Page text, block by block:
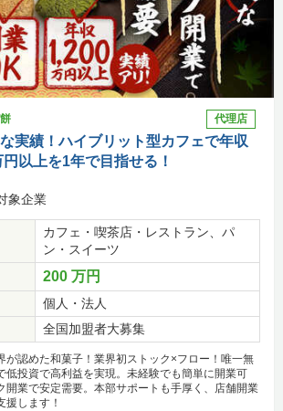
代理店
実績！ハイブリット型カフェで年収
以上を1年で目指せる！
象企業
カフェ・喫茶店・レストラン、パ
ン・スイーツ
200 万円
個人・法人
全国加盟者大募集
が認めた和菓子！業界初ストック×フロー！唯一無
低投資で高利益を実現。未経験でも簡単に開業可
開業で安定需要。本部サポートも手厚く、店舗開業
援します！